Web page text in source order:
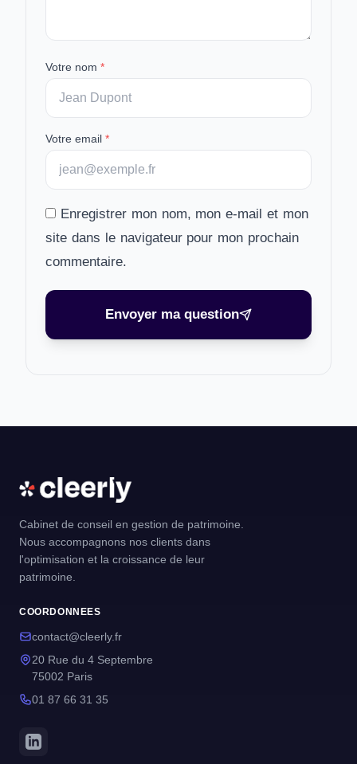
Votre nom *
Votre email *
Enregistrer mon nom, mon e-mail et mon
site dans le navigateur pour mon prochain
commentaire.
Envoyer ma question
Cabinet de conseil en gestion de patrimoine.
Nous accompagnons nos clients dans
l'optimisation et la croissance de leur
patrimoine.
COORDONNEES
contact@cleerly.fr
20 Rue du 4 Septembre
75002 Paris
01 87 66 31 35